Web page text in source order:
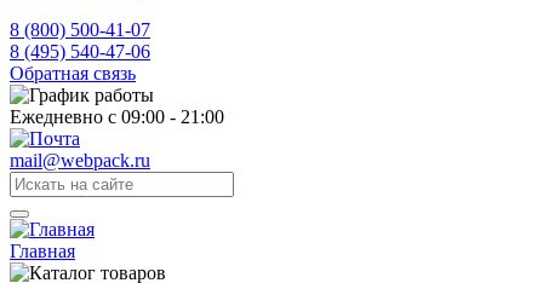
8 (800) 500-41-07
8 (495) 540-47-06
Обратная связь
Ежедневно с 09:00 - 21:00
mail@webpack.ru
Главная